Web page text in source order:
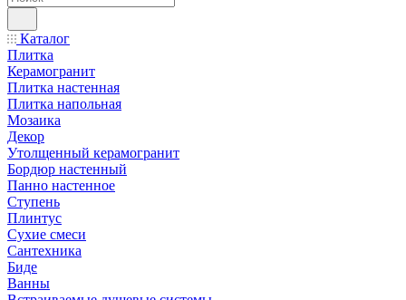
Каталог
Плитка
Керамогранит
Плитка настенная
Плитка напольная
Мозаика
Декор
Утолщенный керамогранит
Бордюр настенный
Панно настенное
Ступень
Плинтус
Сухие смеси
Сантехника
Биде
Ванны